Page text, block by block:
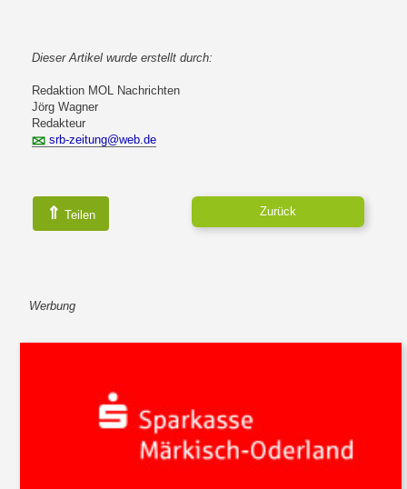
Dieser Artikel wurde erstellt durch:
Redaktion MOL Nachrichten
Jörg Wagner
Redakteur
srb-zeitung@web.de
⇑ Teilen Zurück
Werbung